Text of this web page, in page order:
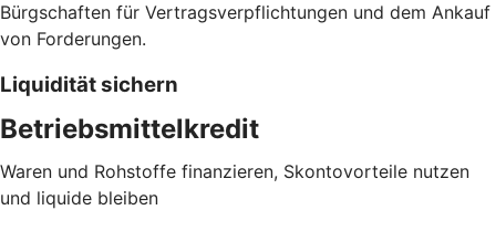
Bürgschaften für Vertragsverpflichtungen und dem Ankauf
von Forderungen.
Liquidität sichern
Betriebsmittelkredit
Waren und Rohstoffe finanzieren, Skontovorteile nutzen
und liquide bleiben